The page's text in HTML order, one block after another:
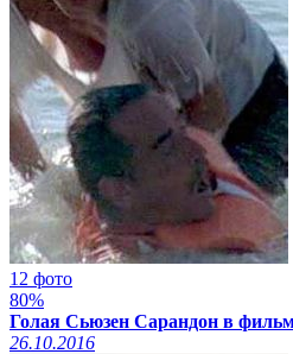
12 фото
80%
Голая Сьюзен Сарандон в
26.10.2016